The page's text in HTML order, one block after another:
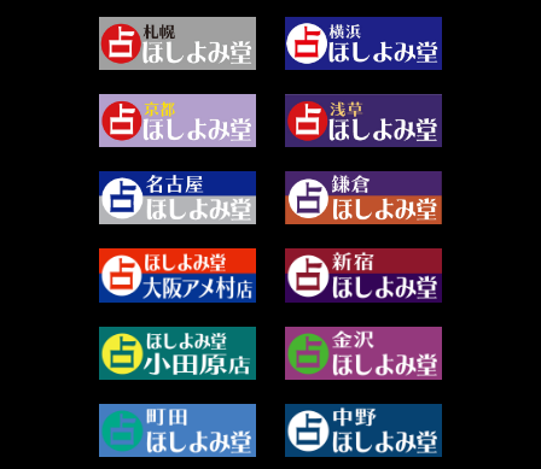
藻那ムール (2)
白丸モカ (180)
水浅葱 旬時 (150)
阿佐霧 峰麿 (37)
源 彩乃 (65)
美月マーシャ (212)
芽百マミム (741)
真巳華 - Mamika - (268)
プラタ 真寿 (165)
紅月Luru (5)
ルーカス伽豆海 (1111)
2024年3月 (49)
2024年2月 (40)
2024年1月 (63)
2023年12月 (86)
2023年11月 (67)
2023年10月 (36)
2023年9月 (37)
2023年8月 (46)
2023年7月 (59)
2023年6月 (73)
2023年5月 (67)
2023年4月 (73)